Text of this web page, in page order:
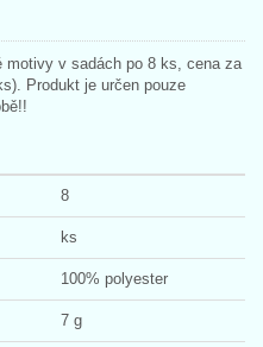
motivy v sadách po 8 ks, cena za
Produkt je určen pouze
8
ks
100% polyester
7 g